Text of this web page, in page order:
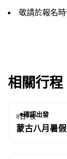
敬請於報名
相關行程
確認出發
8日7夜
蒙古八月暑